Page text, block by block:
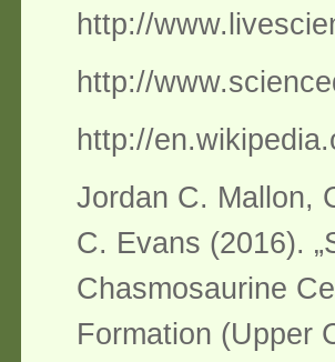
http://
http://
http://
Jordan C. Mallon,
C. Evans (2016).
Chasmosaurine
Formation (Upper